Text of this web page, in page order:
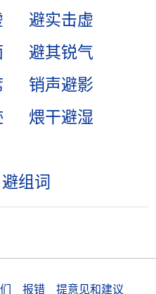
避实击虚
避其锐气
销声避影
煨干避湿
避组词
们 报错 提意见和建议